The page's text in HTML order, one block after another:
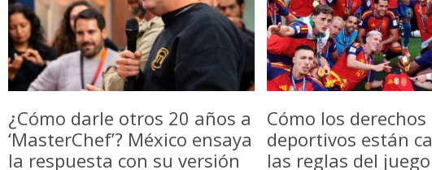
¿Cómo darle otros 20 años a
‘MasterChef’? México ensaya
la respuesta con su versión
Cómo los derechos
deportivos están
las reglas del